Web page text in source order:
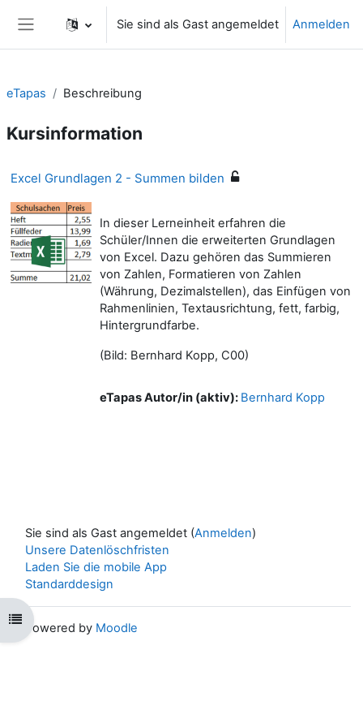
Website-Übersicht
Sie sind als Gast angemeldet Anmelden
Kursindex öffnen
eTapas Beschreibung
Kursinformation
Excel Grundlagen 2 - Summen bilden
In dieser Lerneinheit erfahren die
Schüler/Innen die erweiterten Grundlagen
von Excel. Dazu gehören das Summieren
von Zahlen, Formatieren von Zahlen
(Währung, Dezimalstellen), das Einfügen von
Rahmenlinien, Textausrichtung, fett, farbig,
Hintergrundfarbe.
(Bild: Bernhard Kopp, C00)
eTapas Autor/in (aktiv): Bernhard Kopp
Sie sind als Gast angemeldet (Anmelden)
Unsere Datenlöschfristen
Laden Sie die mobile App
Standarddesign
Powered by Moodle